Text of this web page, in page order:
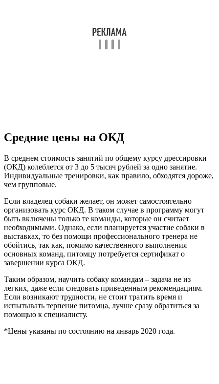
Средние цены на ОКД
В среднем стоимость занятий по общему курсу дрессировки
(ОКД) колеблется от 3 до 5 тысяч рублей за одно занятие.
Индивидуальные тренировки, как правило, обходятся дороже,
чем групповые.
Если владелец собаки желает, он может самостоятельно
организовать курс ОКД. В таком случае в программу могут
быть включены только те команды, которые он считает
необходимыми. Однако, если планируется участие собаки в
выставках, то без помощи профессионального тренера не
обойтись, так как, помимо качественного выполнения
основных команд, питомцу потребуется сертификат о
завершении курса ОКД.
Таким образом, научить собаку командам – задача не из
легких, даже если следовать приведенным рекомендациям.
Если возникают трудности, не стоит тратить время и
испытывать терпение питомца, лучше сразу обратиться за
помощью к специалисту.
*Цены указаны по состоянию на январь 2020 года.